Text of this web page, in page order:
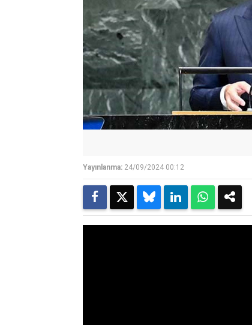
Yayınlanma: 24/09/2024 00:12